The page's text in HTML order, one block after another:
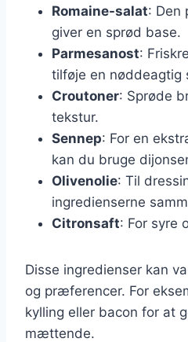
Romaine-salat: Den
giver en sprød base.
Parmesanost:
tilføje en nøddeagtig
Croutoner: Sprøde
tekstur.
Sennep: For en
kan du bruge
Olivenolie: Til
ingredienserne
Citronsaft: For syre
Disse ingredienser kan
og præferencer. For
kylling eller bacon for at
mættende.